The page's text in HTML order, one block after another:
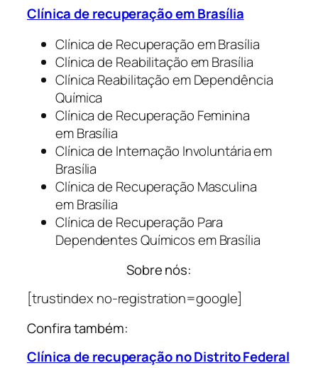
Clínica de recuperação em Brasília
Clínica de Recuperação em Brasília
Clínica de Reabilitação em Brasília
Clínica Reabilitação em Dependência
Química
Clínica de Recuperação Feminina
em Brasília
Clínica de Internação Involuntária em
Brasília
Clínica de Recuperação Masculina
em Brasília
Clínica de Recuperação Para
Dependentes Químicos em Brasília
Sobre nós:
[trustindex no-registration=google]
Confira também:
Clínica de recuperação no Distrito Federal